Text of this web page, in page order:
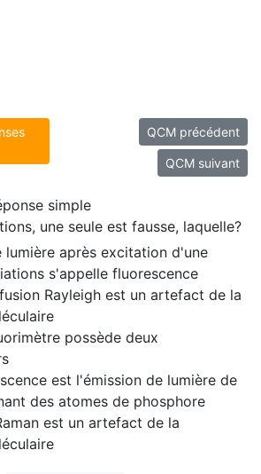
QCM précédent
QCM suivant
simple
une seule est fausse, laquelle?
lumière après excitation d'une
s'appelle fluorescence
Rayleigh est un artefact de la
possède deux
est l'émission de lumière de
des atomes de phosphore
est un artefact de la